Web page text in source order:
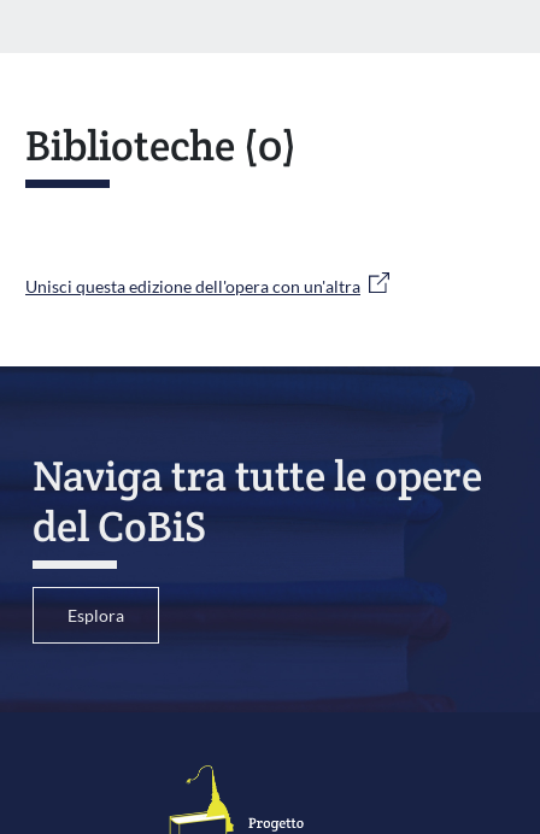
Biblioteche (0)
Unisci questa edizione dell'opera con un'altra
Naviga tra tutte le opere
del CoBiS
Esplora